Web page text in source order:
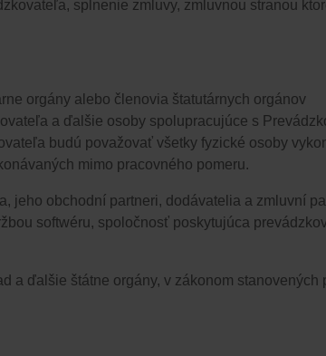
splnenie zmluvy, zmluvnou stranou
orgány alebo členovia štatutárnych orgánov
a ďalšie osoby spolupracujúce s
budú považovať všetky fyzické osoby
mimo pracovného pomeru.
jeho obchodní partneri,​​ dodávatelia a zmluvní
softwéru, spoločnosť poskytujúca
a ďalšie štátne orgány, v zákonom stanovených